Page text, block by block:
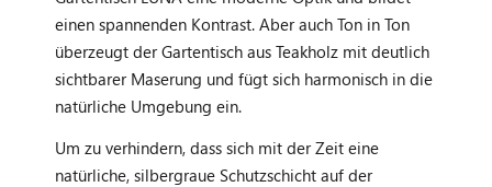
einen spannenden Kontrast. Aber auch Ton in Ton
überzeugt der Gartentisch aus Teakholz mit deutlich
sichtbarer Maserung und fügt sich harmonisch in die
natürliche Umgebung ein.
Um zu verhindern, dass sich mit der Zeit eine
natürliche, silbergraue Schutzschicht auf der